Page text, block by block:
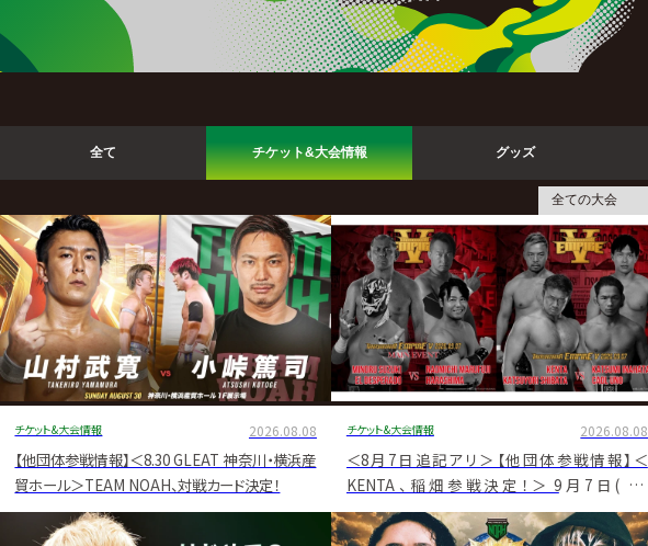
レ
ス
リ
グ・
ノ
ア
公
式
サ
イ
ト
全て チケット&大会情報 グッズ
チケット&大会情報 2026.08.08
【他団体参戦情報】＜8.30 GLEAT 神奈川・横浜産
貿ホール＞TEAM NOAH、対戦カード決定！
チケット&大会情報 2026.08.08
＜8月7日追記アリ＞【他団体参戦情報】＜
KENTA、稲畑参戦決定！＞ 9月7日(月)
「TAKAYAMANIA EMPIRE Ⅳ」